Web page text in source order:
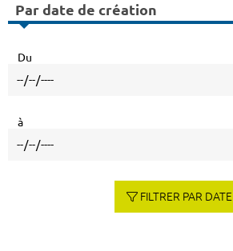
Par date de création
Du
à
FILTRER PAR DATE